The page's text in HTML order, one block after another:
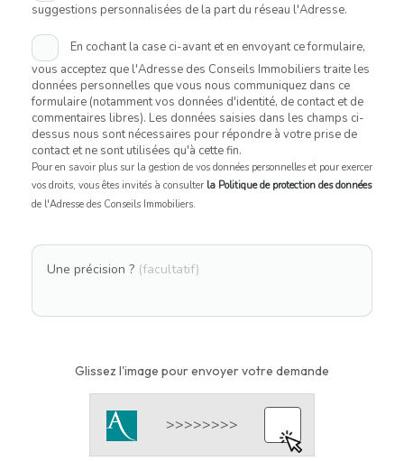
suggestions personnalisées de la part du réseau l'Adresse.
En cochant la case ci-avant et en envoyant ce formulaire,
vous acceptez que l'Adresse des Conseils Immobiliers traite les
données personnelles que vous nous communiquez dans ce
formulaire (notamment vos données d'identité, de contact et de
commentaires libres). Les données saisies dans les champs ci-
dessus nous sont nécessaires pour répondre à votre prise de
contact et ne sont utilisées qu'à cette fin.
Pour en savoir plus sur la gestion de vos données personnelles et pour exercer
vos droits, vous êtes invités à consulter la Politique de protection des données
de l'Adresse des Conseils Immobiliers.
Une précision ? (facultatif)
Glissez l'image pour envoyer votre demande